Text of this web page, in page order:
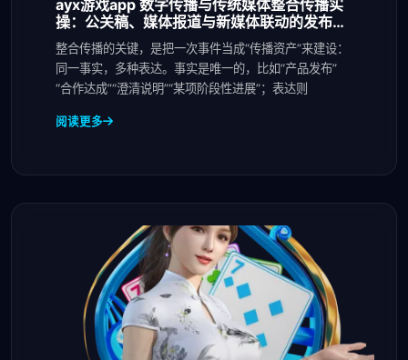
ayx游戏app 数字传播与传统媒体整合传播实
操：公关稿、媒体报道与新媒体联动的发布节
奏与KPI拆
整合传播的关键，是把一次事件当成“传播资产”来建设：
同一事实，多种表达。事实是唯一的，比如“产品发布”
“合作达成”“澄清说明”“某项阶段性进展”；表达则
阅读更多